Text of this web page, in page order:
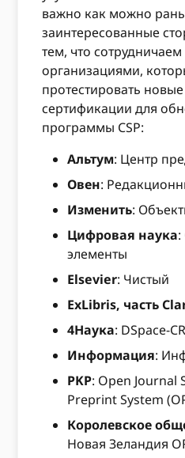
важно как можно
заинтересованные
тем, что
организациями,
протестировать
сертификации для
программы CSP:
Альтум: Центр
Овен:
Изменить:
Цифровая наука
элементы
Elsevier: Чистый
ExLibris, часть
4Наука: DSpace-
Информация:
PKP: Open Journal
Preprint System
Королевское
Новая Зеландия